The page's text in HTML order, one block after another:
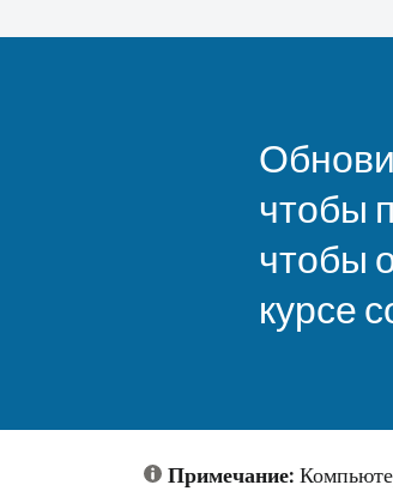
чтобы
чтобы
курсе
Примечание: